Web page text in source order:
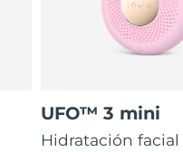
UFO™ 3 mini
Hidratación facial